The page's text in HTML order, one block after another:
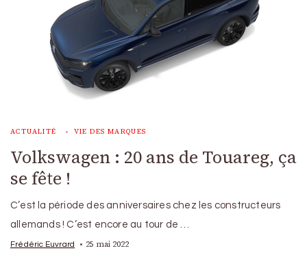
ACTUALITÉ VIE DES MARQUES
Volkswagen : 20 ans de Touareg, ça
se fête !
C’est la période des anniversaires chez les constructeurs
allemands ! C’est encore au tour de …
Frédéric Euvrard 25 mai 2022